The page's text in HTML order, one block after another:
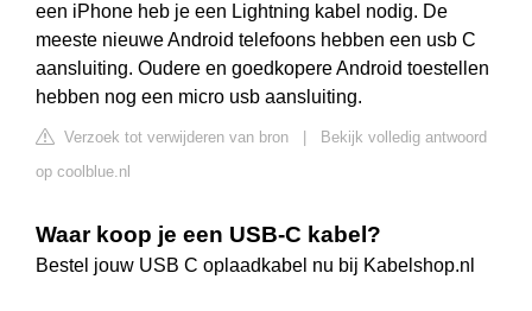
een iPhone heb je een Lightning kabel nodig. De
meeste nieuwe Android telefoons hebben een usb C
aansluiting. Oudere en goedkopere Android toestellen
hebben nog een micro usb aansluiting.
Verzoek tot verwijderen van bron
Bekijk volledig antwoord
op coolblue.nl
Waar koop je een USB-C kabel?
Bestel jouw USB C oplaadkabel nu bij Kabelshop.nl